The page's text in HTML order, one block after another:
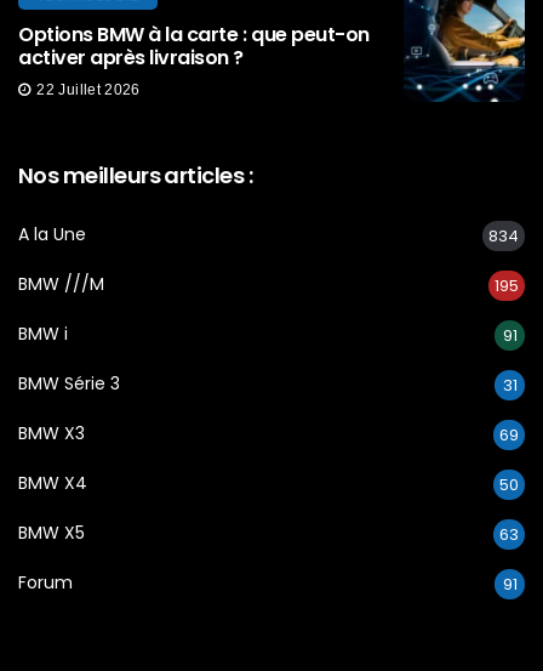
Options BMW à la carte : que peut-on
activer après livraison ?
22 Juillet 2026
Nos meilleurs articles :
A la Une 834
BMW ///M 195
BMW i 91
BMW Série 3 31
BMW X3 69
BMW X4 50
BMW X5 63
Forum 91